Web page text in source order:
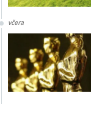
včera